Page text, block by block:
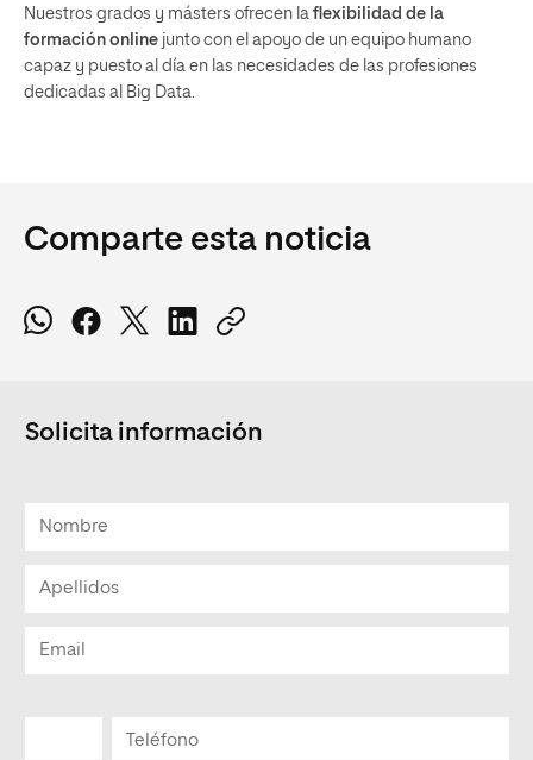
Nuestros grados y másters ofrecen la flexibilidad de la
formación online junto con el apoyo de un equipo humano
capaz y puesto al día en las necesidades de las profesiones
dedicadas al Big Data.
Comparte esta noticia
Solicita información